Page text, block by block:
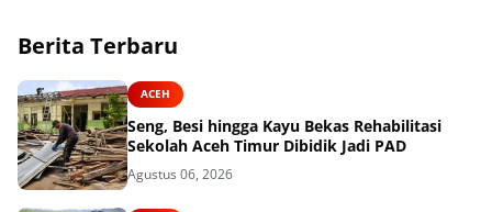
Berita Terbaru
ACEH
Seng, Besi hingga Kayu Bekas Rehabilitasi
Sekolah Aceh Timur Dibidik Jadi PAD
Agustus 06, 2026